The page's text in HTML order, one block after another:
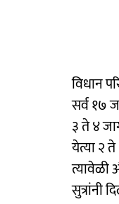
विधान
सर्व १७
३ ते ४
येत्या २
त्यावेळी
सुत्रांनी